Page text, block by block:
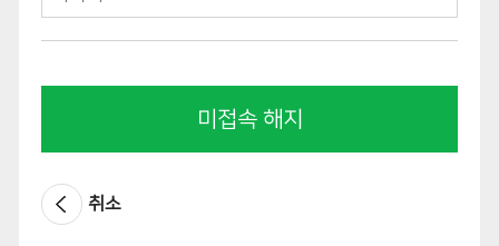
미접속 해지
취소